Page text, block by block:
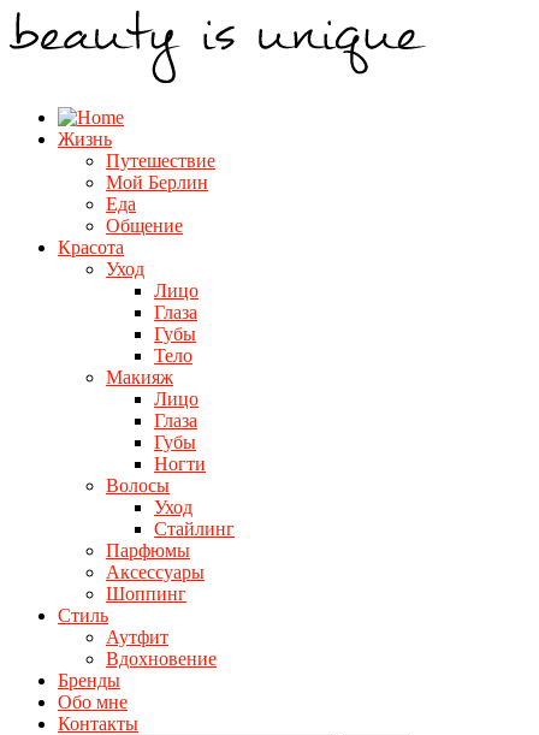
Жизнь
Путешествие
Мой Берлин
Еда
Общение
Красота
Уход
Лицо
Глаза
Губы
Тело
Макияж
Лицо
Глаза
Губы
Ногти
Волосы
Уход
Стайлинг
Парфюмы
Аксессуары
Шоппинг
Стиль
Аутфит
Вдохновение
Бренды
Обо мне
Контакты